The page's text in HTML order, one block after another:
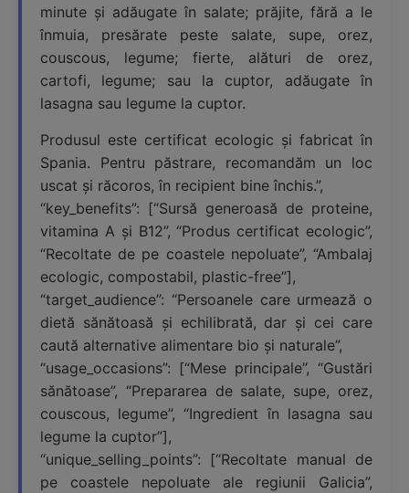
minute și adăugate în salate; prăjite, fără a le
înmuia, presărate peste salate, supe, orez,
couscous, legume; fierte, alături de orez,
cartofi, legume; sau la cuptor, adăugate în
lasagna sau legume la cuptor.
Produsul este certificat ecologic și fabricat în
Spania. Pentru păstrare, recomandăm un loc
uscat și răcoros, în recipient bine închis.”,
“key_benefits”: [“Sursă generoasă de proteine,
vitamina A și B12”, “Produs certificat ecologic”,
“Recoltate de pe coastele nepoluate”, “Ambalaj
ecologic, compostabil, plastic-free”],
“target_audience”: “Persoanele care urmează o
dietă sănătoasă și echilibrată, dar și cei care
caută alternative alimentare bio și naturale”,
“usage_occasions”: [“Mese principale”, “Gustări
sănătoase”, “Prepararea de salate, supe, orez,
couscous, legume”, “Ingredient în lasagna sau
legume la cuptor”],
“unique_selling_points”: [“Recoltate manual de
pe coastele nepoluate ale regiunii Galicia”,